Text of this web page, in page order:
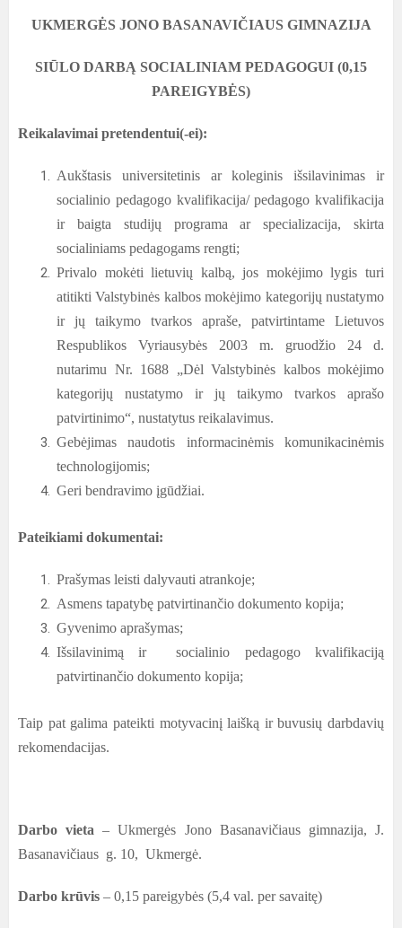
UKMERGĖS JONO BASANAVIČIAUS GIMNAZIJA
SIŪLO DARBĄ SOCIALINIAM PEDAGOGUI (0,15
PAREIGYBĖS)
Reikalavimai pretendentui(-ei):
Aukštasis universitetinis ar koleginis išsilavinimas ir
socialinio pedagogo kvalifikacija/ pedagogo kvalifikacija
ir baigta studijų programa ar specializacija, skirta
socialiniams pedagogams rengti;
Privalo mokėti lietuvių kalbą, jos mokėjimo lygis turi
atitikti Valstybinės kalbos mokėjimo kategorijų nustatymo
ir jų taikymo tvarkos apraše, patvirtintame Lietuvos
Respublikos Vyriausybės 2003 m. gruodžio 24 d.
nutarimu Nr. 1688 „Dėl Valstybinės kalbos mokėjimo
kategorijų nustatymo ir jų taikymo tvarkos aprašo
patvirtinimo“, nustatytus reikalavimus.
Gebėjimas naudotis informacinėmis komunikacinėmis
technologijomis;
Geri bendravimo įgūdžiai.
Pateikiami dokumentai:
Prašymas leisti dalyvauti atrankoje;
Asmens tapatybę patvirtinančio dokumento kopija;
Gyvenimo aprašymas;
Išsilavinimą ir socialinio pedagogo kvalifikaciją
patvirtinančio dokumento kopija;
Taip pat galima pateikti motyvacinį laišką ir buvusių darbdavių
rekomendacijas.
Darbo vieta – Ukmergės Jono Basanavičiaus gimnazija, J.
Basanavičiaus g. 10, Ukmergė.
Darbo krūvis – 0,15 pareigybės (5,4 val. per savaitę)